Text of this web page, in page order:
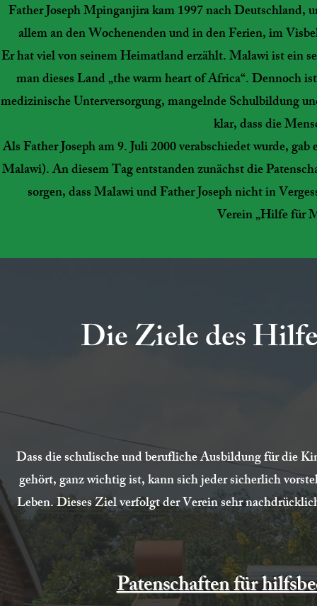
Father Joseph Mpinganjira kam 1997 nach Deutschland,
allem an den Wochenenden und in den Ferien, im
Er hat viel von seinem Heimatland erzählt. Malawi ist ein
man dieses Land „the warm heart of Africa“. Dennoch
medizinische Unterversorgung, mangelnde Schulbildung
klar, dass die
Als Father Joseph am 9. Juli 2000 verabschiedet wurde,
Malawi). An diesem Tag entstanden zunächst die
sorgen, dass Malawi und Father Joseph nicht in
Verein „Hilfe für
Die Ziele des
Dass die schulische und berufliche Ausbildung für die
gehört, ganz wichtig ist, kann sich jeder sicherlich
Leben. Dieses Ziel verfolgt der Verein sehr
Patenschaften für